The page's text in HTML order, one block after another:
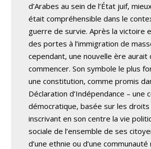
d’Arabes au sein de l’État juif,
était compréhensible dans le
guerre de survie. Après la victoire
des portes à l’immigration de
cependant, une nouvelle ère aurait
commencer. Son symbole le plus
une constitution, comme promis
Déclaration d’Indépendance – une
démocratique, basée sur les
inscrivant en son centre la vie
sociale de l’ensemble de ses
d’une ethnie ou d’une